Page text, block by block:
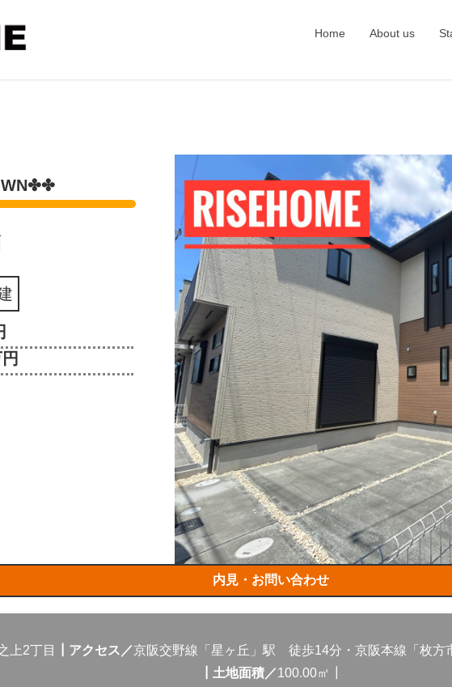
Home About us
内見・お問い合わせ
上2丁目 ┃アクセス／京阪交野線「星ヶ丘」駅 徒歩14分・京阪本線「枚
┃土地面積／100.00㎡┃